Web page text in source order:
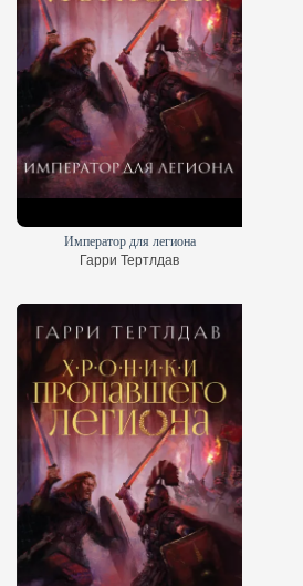
Император для легиона
Гарри Тертлдав